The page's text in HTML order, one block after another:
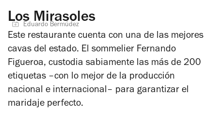
Los Mirasoles
Eduardo Bermúdez
Este restaurante cuenta con una de las mejores
cavas del estado. El sommelier Fernando
Figueroa, custodia sabiamente las más de 200
etiquetas –con lo mejor de la producción
nacional e internacional– para garantizar el
maridaje perfecto.